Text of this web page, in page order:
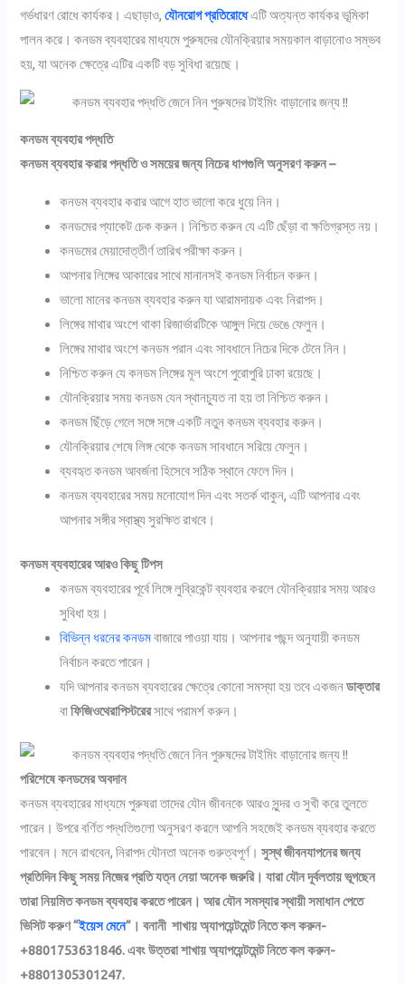
গর্ভধারণ রোধে কার্যকর। এছাড়াও,যৌনরোগ প্রতিরোধেএটি অত্যন্ত কার্যকর ভূমিকা
পালন করে। কনডম ব্যবহারের মাধ্যমে পুরুষদের যৌনক্রিয়ার সময়কাল বাড়ানোও সম্ভব
হয়, যা অনেক ক্ষেত্রে এটির একটি বড় সুবিধা রয়েছে।
কনডম ব্যবহার পদ্ধতি
কনডম ব্যবহার করার পদ্ধতি ও সময়ের জন্য নিচের ধাপগুলি অনুসরণ করুন –
কনডম ব্যবহার করার আগে হাত ভালো করে ধুয়ে নিন।
কনডমের প্যাকেট চেক করুন। নিশ্চিত করুন যে এটি ছেঁড়া বা ক্ষতিগ্রস্ত নয়।
কনডমের মেয়াদোত্তীর্ণ তারিখ পরীক্ষা করুন।
আপনার লিঙ্গের আকারের সাথে মানানসই কনডম নির্বাচন করুন।
ভালো মানের কনডম ব্যবহার করুন যা আরামদায়ক এবং নিরাপদ।
লিঙ্গের মাথার অংশে থাকা রিজার্ভারটিকে আঙ্গুল দিয়ে ভেঙে ফেলুন।
লিঙ্গের মাথার অংশে কনডম পরান এবং সাবধানে নিচের দিকে টেনে নিন।
নিশ্চিত করুন যে কনডম লিঙ্গের মূল অংশে পুরোপুরি ঢাকা রয়েছে।
যৌনক্রিয়ার সময় কনডম যেন স্থানচ্যুত না হয় তা নিশ্চিত করুন।
কনডম ছিঁড়ে গেলে সঙ্গে সঙ্গে একটি নতুন কনডম ব্যবহার করুন।
যৌনক্রিয়ার শেষে লিঙ্গ থেকে কনডম সাবধানে সরিয়ে ফেলুন।
ব্যবহৃত কনডম আবর্জনা হিসেবে সঠিক স্থানে ফেলে দিন।
কনডম ব্যবহারের সময় মনোযোগ দিন এবং সতর্ক থাকুন, এটি আপনার এবং
আপনার সঙ্গীর স্বাস্থ্য সুরক্ষিত রাখবে।
কনডম ব্যবহারের আরও কিছু টিপস
কনডম ব্যবহারের পূর্বে লিঙ্গে লুব্রিকেন্ট ব্যবহার করলে যৌনক্রিয়ার সময় আরও
সুবিধা হয়।
বিভিন্ন ধরনের কনডমবাজারে পাওয়া যায়। আপনার পছন্দ অনুযায়ী কনডম
নির্বাচন করতে পারেন।
যদি আপনার কনডম ব্যবহারের ক্ষেত্রে কোনো সমস্যা হয় তবে একজনডাক্তার
বাফিজিওথেরাপিস্টরেরসাথে পরামর্শ করুন।
পরিশেষে কনডমের অবদান
কনডম ব্যবহারের মাধ্যমে পুরুষরা তাদের যৌন জীবনকে আরও সুন্দর ও সুখী করে তুলতে
পারেন। উপরে বর্ণিত পদ্ধতিগুলো অনুসরণ করলে আপনি সহজেই কনডম ব্যবহার করতে
পারবেন। মনে রাখবেন, নিরাপদ যৌনতা অনেক গুরুত্বপূর্ণ।সুস্থ জীবনযাপনের জন্য
প্রতিদিন কিছু সময় নিজের প্রতি যত্ন নেয়া অনেক জরুরি। যারা যৌন দূর্বলতায় ভূগছেন
তারা নিয়মিত কনডম ব্যবহার করতে পারেন। আর যৌন সমস্যার স্থায়ী সমাধান পেতে
ভিসিট করুণ “ইয়েস মেনে”। বনানী শাখায় অ্যাপয়েন্টমেন্ট নিতে কল করুন-
+8801753631846. এবং উত্তরা শাখায় অ্যাপয়েন্টমেন্ট নিতে কল করুন-
+8801305301247.